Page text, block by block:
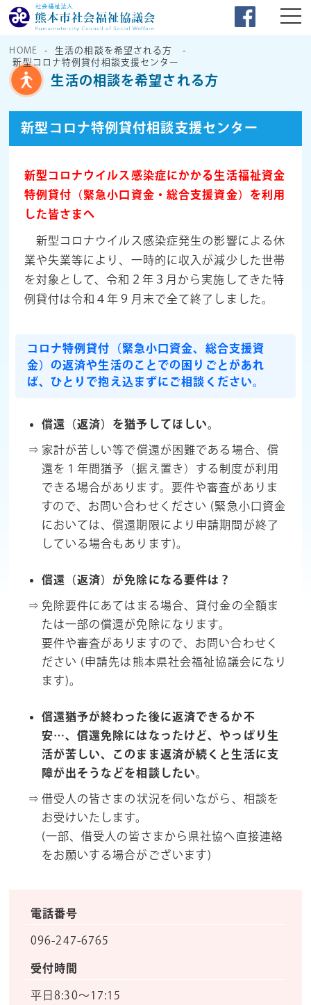
HOME
生活の相談を希望される方
新型コロナ特例貸付相談支援センター
生活の相談を希望される方
新型コロナ特例貸付相談支援センター
新型コロナウイルス感染症にかかる生活福祉資金
特例貸付（緊急小口資金・総合支援資金）を利用
した皆さまへ
新型コロナウイルス感染症発生の影響による休
業や失業等により、一時的に収入が減少した世帯
を対象として、令和２年３月から実施してきた特
例貸付は令和４年９月末で全て終了しました。
コロナ特例貸付（緊急小口資金、総合支援資
金）の返済や生活のことでの困りごとがあれ
ば、ひとりで抱え込まずにご相談ください。
償還（返済）を猶予してほしい。
家計が苦しい等で償還が困難である場合、償
還を１年間猶予（据え置き）する制度が利用
できる場合があります。要件や審査がありま
すので、お問い合わせください (緊急小口資金
においては、償還期限により申請期間が終了
している場合もあります)。
償還（返済）が免除になる要件は？
免除要件にあてはまる場合、貸付金の全額ま
たは一部の償還が免除になります。
要件や審査がありますので、お問い合わせく
ださい (申請先は熊本県社会福祉協議会になり
ます)。
償還猶予が終わった後に返済できるか不
安…、償還免除にはなったけど、やっぱり生
活が苦しい、このまま返済が続くと生活に支
障が出そうなどを相談したい。
借受人の皆さまの状況を伺いながら、相談を
お受けいたします。
(一部、借受人の皆さまから県社協へ直接連絡
をお願いする場合がございます)
電話番号
096-247-6765
受付時間
平日8:30～17:15